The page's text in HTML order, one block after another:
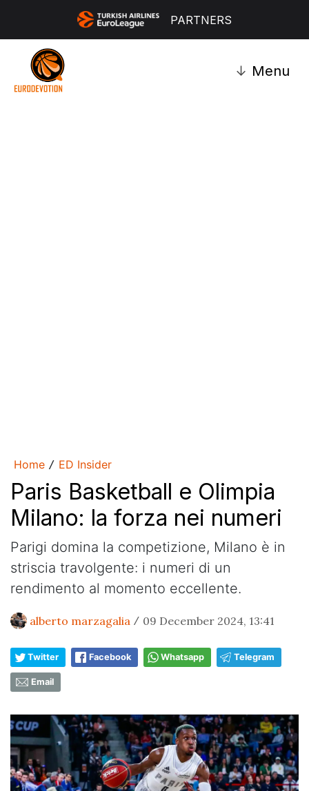
PARTNERS
↓ Menu
Home / ED Insider
Paris Basketball e Olimpia
Milano: la forza nei numeri
Parigi domina la competizione, Milano è in
striscia travolgente: i numeri di un
rendimento al momento eccellente.
alberto marzagalia / 09 December 2024, 13:41
Twitter Facebook Whatsapp Telegram
Email